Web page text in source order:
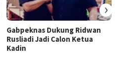
Gabpeknas Dukung Ridwan
Rusliadi Jadi Calon Ketua
Kadin
›